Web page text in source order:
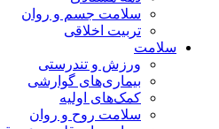
سلامت جسم و روان
تربیت اخلاقی
سلامت
ورزش و تندرستی
بیماری‌های گوارشی
کمک‌های اولیه
سلامت روح و روان